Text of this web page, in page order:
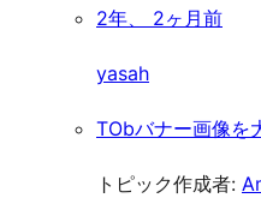
2年、 2ヶ月前
yasah
TObバナー画像を
トピック作成者: